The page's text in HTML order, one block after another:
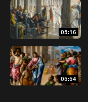
05:16
05:54